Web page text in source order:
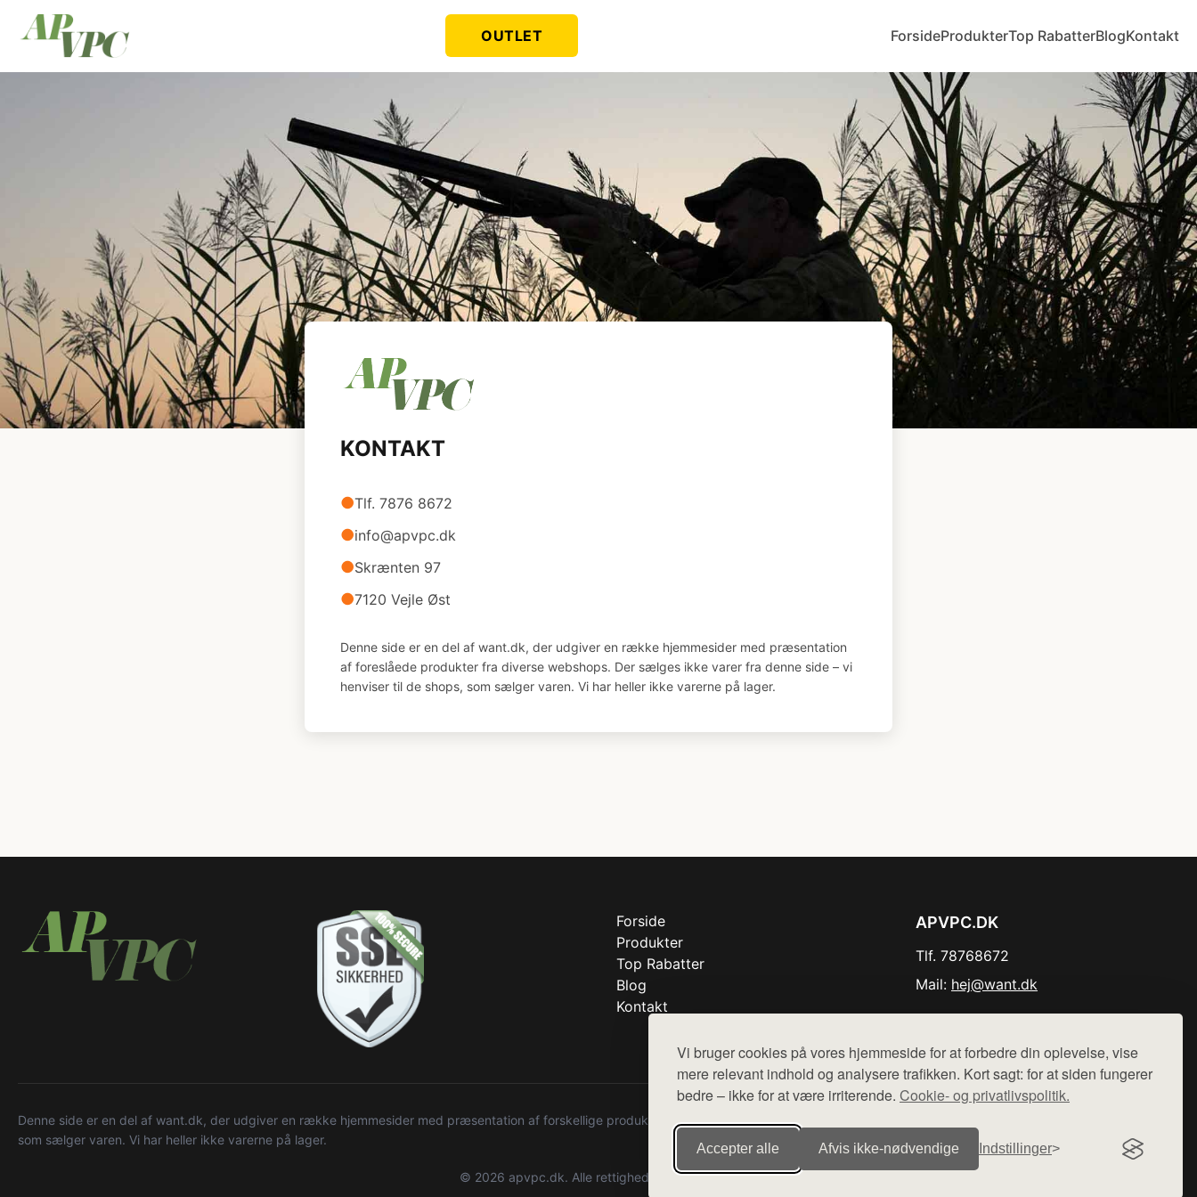
Vi bruger cookies på vores hjemmeside for at forbedre din oplevelse, vise
mere relevant indhold og analysere trafikken. Kort sagt: for at siden fungerer
bedre – ikke for at være irriterende. Cookie- og privatlivspolitik.
Accepter alle Afvis ikke‑nødvendige Indstillinger
OUTLET ForsideProdukterTop RabatterBlogKontakt
KONTAKT
●Tlf. 7876 8672
●info@apvpc.dk
●Skrænten 97
●7120 Vejle Øst
Denne side er en del af want.dk, der udgiver en række hjemmesider med præsentation
af foreslåede produkter fra diverse webshops. Der sælges ikke varer fra denne side – vi
henviser til de shops, som sælger varen. Vi har heller ikke varerne på lager.
Forside
Produkter
Top Rabatter
Blog
Kontakt
APVPC.DK
Tlf. 78768672
Mail: hej@want.dk
Denne side er en del af want.dk, der udgiver en række hjemmesider med præsentation af forskellige produkter fra diverse webshops. Der sælges ikke varer fra denne side - vi henviser til de shops,
som sælger varen. Vi har heller ikke varerne på lager.
© 2026 apvpc.dk. Alle rettigheder forbeholdes.